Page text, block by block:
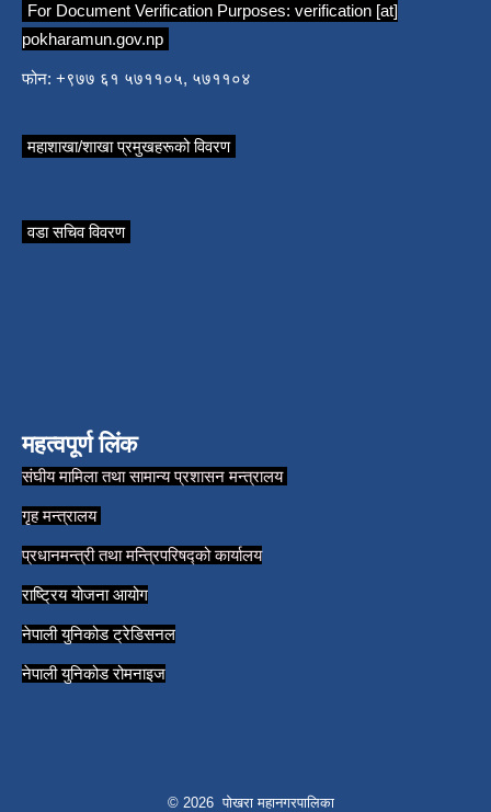
For Document Verification Purposes: verification [at]
pokharamun.gov.np
फोन: +९७७ ६१ ५७११०५, ५७११०४
महाशाखा/शाखा प्रमुखहरूको विवरण
वडा सचिव विवरण
महत्वपूर्ण लिंक
संघीय मामिला तथा सामान्य प्रशासन मन्त्रालय
गृह मन्त्रालय
प्रधानमन्त्री तथा मन्त्रिपरिषद्को कार्यालय
राष्ट्रिय योजना आयोग
नेपाली युनिकोड ट्रेडिसनल
नेपाली युनिकोड रोमनाइज
© 2026 पोखरा महानगरपालिका